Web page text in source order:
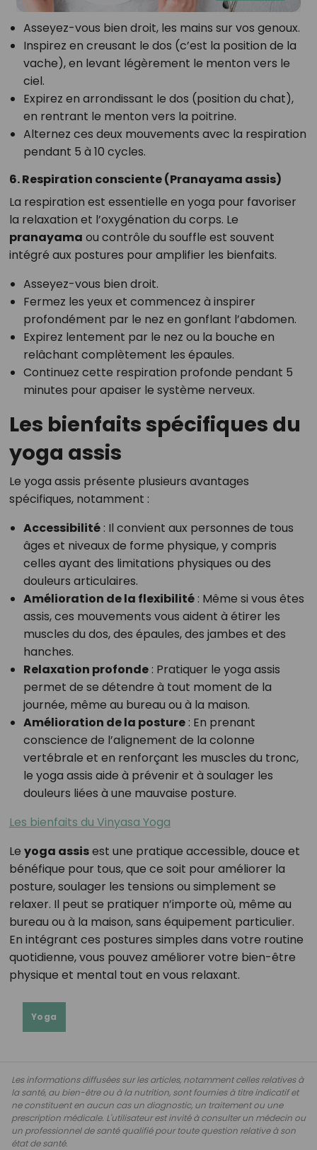
Asseyez-vous bien droit, les mains sur vos genoux.
Inspirez en creusant le dos (c’est la position de la
vache), en levant légèrement le menton vers le
ciel.
Expirez en arrondissant le dos (position du chat),
en rentrant le menton vers la poitrine.
Alternez ces deux mouvements avec la respiration
pendant 5 à 10 cycles.
6. Respiration consciente (Pranayama assis)
La respiration est essentielle en yoga pour favoriser
la relaxation et l’oxygénation du corps. Le
pranayama ou contrôle du souffle est souvent
intégré aux postures pour amplifier les bienfaits.
Asseyez-vous bien droit.
Fermez les yeux et commencez à inspirer
profondément par le nez en gonflant l’abdomen.
Expirez lentement par le nez ou la bouche en
relâchant complètement les épaules.
Continuez cette respiration profonde pendant 5
minutes pour apaiser le système nerveux.
Les bienfaits spécifiques du
yoga assis
Le yoga assis présente plusieurs avantages
spécifiques, notamment :
Accessibilité: Il convient aux personnes de tous
âges et niveaux de forme physique, y compris
celles ayant des limitations physiques ou des
douleurs articulaires.
Amélioration de la flexibilité: Même si vous êtes
assis, ces mouvements vous aident à étirer les
muscles du dos, des épaules, des jambes et des
hanches.
Relaxation profonde: Pratiquer le yoga assis
permet de se détendre à tout moment de la
journée, même au bureau ou à la maison.
Amélioration de la posture: En prenant
conscience de l’alignement de la colonne
vertébrale et en renforçant les muscles du tronc,
le yoga assis aide à prévenir et à soulager les
douleurs liées à une mauvaise posture.
Les bienfaits du Vinyasa Yoga
Le yoga assisest une pratique accessible, douce et
bénéfique pour tous, que ce soit pour améliorer la
posture, soulager les tensions ou simplement se
relaxer. Il peut se pratiquer n’importe où, même au
bureau ou à la maison, sans équipement particulier.
En intégrant ces postures simples dans votre routine
quotidienne, vous pouvez améliorer votre bien-être
physique et mental tout en vous relaxant.
Yoga
Les informations diffusées sur les articles, notamment celles relatives à
la santé, au bien-être ou à la nutrition, sont fournies à titre indicatif et
ne constituent en aucun cas un diagnostic, un traitement ou une
prescription médicale. L'utilisateur est invité à consulter un médecin ou
un professionnel de santé qualifié pour toute question relative à son
état de santé.